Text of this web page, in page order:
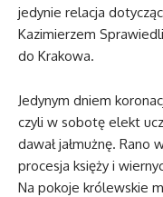
jedynie relacja
Kazimierzem
do Krakowa.
Jedynym dniem
czyli w sobotę elekt
dawał jałmużnę. Rano
procesja księży i
Na pokoje królewskie